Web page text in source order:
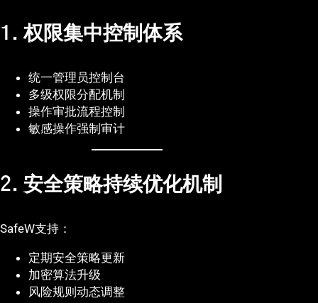
1. 权限集中控制体系
统一管理员控制台
多级权限分配机制
操作审批流程控制
敏感操作强制审计
2. 安全策略持续优化机制
SafeW支持：
定期安全策略更新
加密算法升级
风险规则动态调整